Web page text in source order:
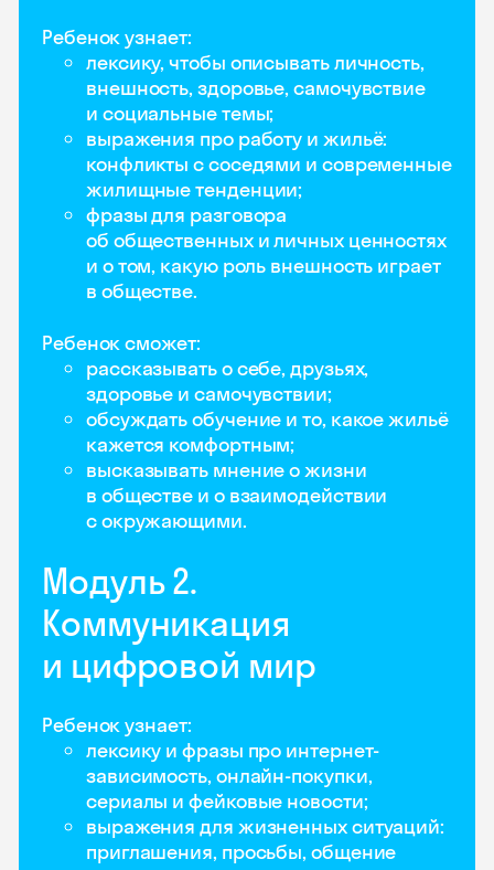
Ребенок узнает:
лексику, чтобы описывать личность,
внешность, здоровье, самочувствие
и социальные темы;
выражения про работу и жильё:
конфликты с соседями и современные
жилищные тенденции;
фразы для разговора
об общественных и личных ценностях
и о том, какую роль внешность играет
в обществе.
Ребенок сможет:
рассказывать о себе, друзьях,
здоровье и самочувствии;
обсуждать обучение и то, какое жильё
кажется комфортным;
высказывать мнение о жизни
в обществе и о взаимодействии
с окружающими.
Модуль 2.
Коммуникация
и цифровой мир
Ребенок узнает:
лексику и фразы про интернет-
зависимость, онлайн-покупки,
сериалы и фейковые новости;
выражения для жизненных ситуаций:
приглашения, просьбы, общение